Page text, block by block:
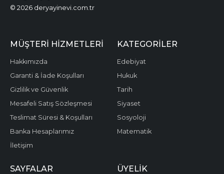
© 2026 deryayinevi.com.tr
MÜŞTERI HIZMETLERI
Hakkımızda
Garanti & İade Koşulları
Gizlilik ve Güvenlik
Mesafeli Satış Sözleşmesi
Teslimat Süresi & Koşulları
Banka Hesaplarımız
İletişim
KATEGORILER
Edebiyat
Hukuk
Tarih
Siyaset
Sosyoloji
Matematik
SAYFALAR ÜYELIK